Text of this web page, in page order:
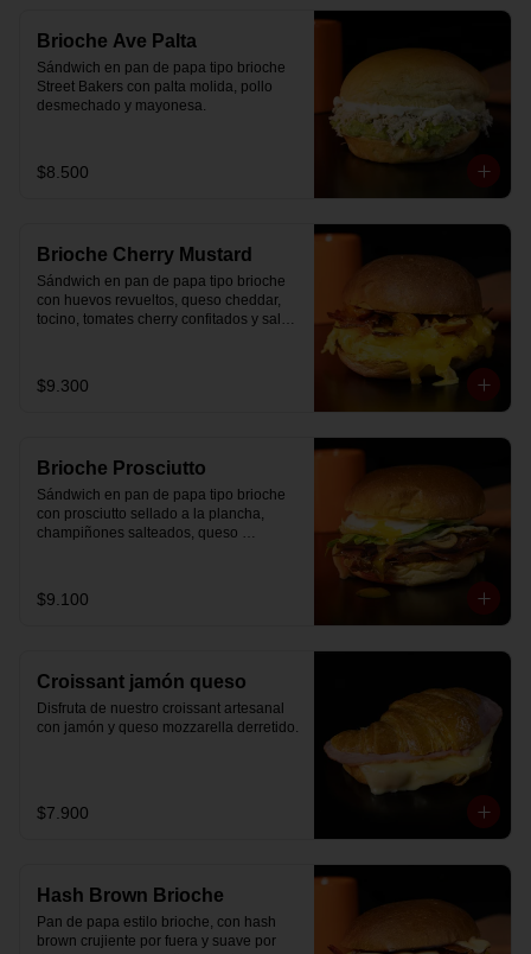
Brioche Ave Palta
Sándwich en pan de papa tipo brioche
Street Bakers con palta molida, pollo
desmechado y mayonesa.
$8.500
Brioche Cherry Mustard
Sándwich en pan de papa tipo brioche
con huevos revueltos, queso cheddar,
tocino, tomates cherry confitados y salsa
$9.300
Brioche Prosciutto
Sándwich en pan de papa tipo brioche
con prosciutto sellado a la plancha,
champiñones salteados, queso
$9.100
Croissant jamón queso
Disfruta de nuestro croissant artesanal
con jamón y queso mozzarella derretido.
$7.900
Hash Brown Brioche
Pan de papa estilo brioche, con hash
brown crujiente por fuera y suave por